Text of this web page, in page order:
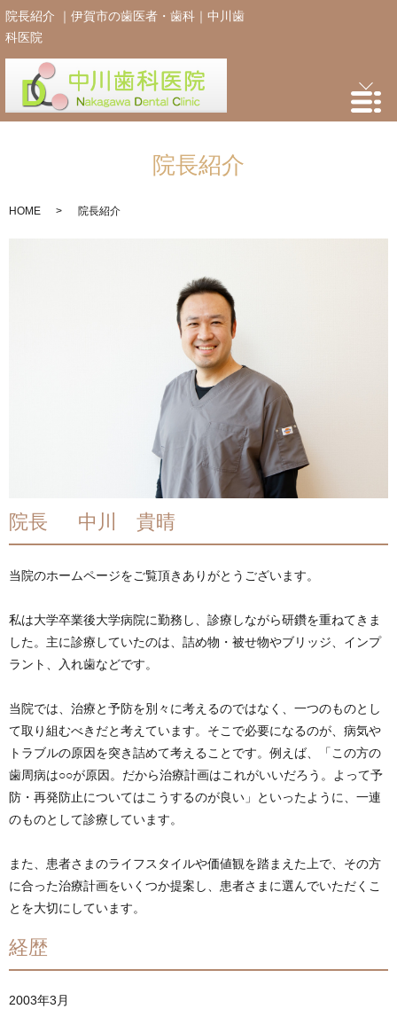
院長紹介 ｜伊賀市の歯医者・歯科｜中川歯
科医院
院長紹介
HOME 院長紹介
院長 中川 貴晴
当院のホームページをご覧頂きありがとうございます。
私は大学卒業後大学病院に勤務し、診療しながら研鑽を重ねてきま
した。主に診療していたのは、詰め物・被せ物やブリッジ、インプ
ラント、入れ歯などです。
当院では、治療と予防を別々に考えるのではなく、一つのものとし
て取り組むべきだと考えています。そこで必要になるのが、病気や
トラブルの原因を突き詰めて考えることです。例えば、「この方の
歯周病は○○が原因。だから治療計画はこれがいいだろう。よって予
防・再発防止についてはこうするのが良い」といったように、一連
のものとして診療しています。
また、患者さまのライフスタイルや価値観を踏まえた上で、その方
に合った治療計画をいくつか提案し、患者さまに選んでいただくこ
とを大切にしています。
経歴
2003年3月